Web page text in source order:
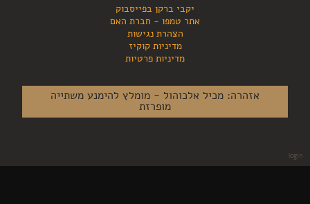
יקבי ברקן בפייסבוק
אתר טמפו - חברת האם
הצהרת נגישות
מדיניות קוקיז
מדיניות פרטיות
אזהרה: מכיל אלכוהול - מומלץ להימנע משתייה